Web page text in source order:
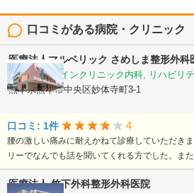
口コミがある病院・クリニック
医療法人マルベリック さめしま整形外科
整形外科, ペインクリニック内科, リハビリ
熊本県熊本市中央区妙体寺町3-1
口コミ: 1件 4
腰の激しい痛みに耐えかねて診療していただき
リーでなんでも話を聞いてくれる方でした。ま
医療法人竹下外科整形外科医院